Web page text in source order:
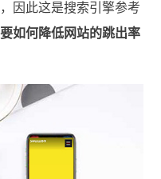
因此这是搜索引擎参考
要如何降低网站的跳出率